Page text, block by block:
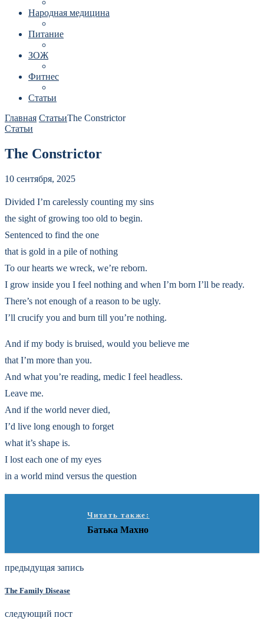
Народная медицина
Питание
ЗОЖ
Фитнес
Статьи
Главная СтатьиThe Constrictor
Статьи
The Constrictor
10 сентября, 2025
Divided I’m carelessly counting my sins
the sight of growing too old to begin.
Sentenced to find the one
that is gold in a pile of nothing
To our hearts we wreck, we’re reborn.
I grow inside you I feel nothing and when I’m born I’ll be ready.
There’s not enough of a reason to be ugly.
I’ll crucify you and burn till you’re nothing.
And if my body is bruised, would you believe me
that I’m more than you.
And what you’re reading, medic I feel headless.
Leave me.
And if the world never died,
I’d live long enough to forget
what it’s shape is.
I lost each one of my eyes
in a world mind versus the question
Читать также:
Батька Махно
предыдущая запись
The Family Disease
следующий пост